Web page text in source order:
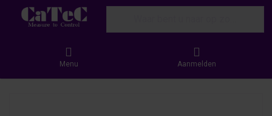
Menu Aanmelden